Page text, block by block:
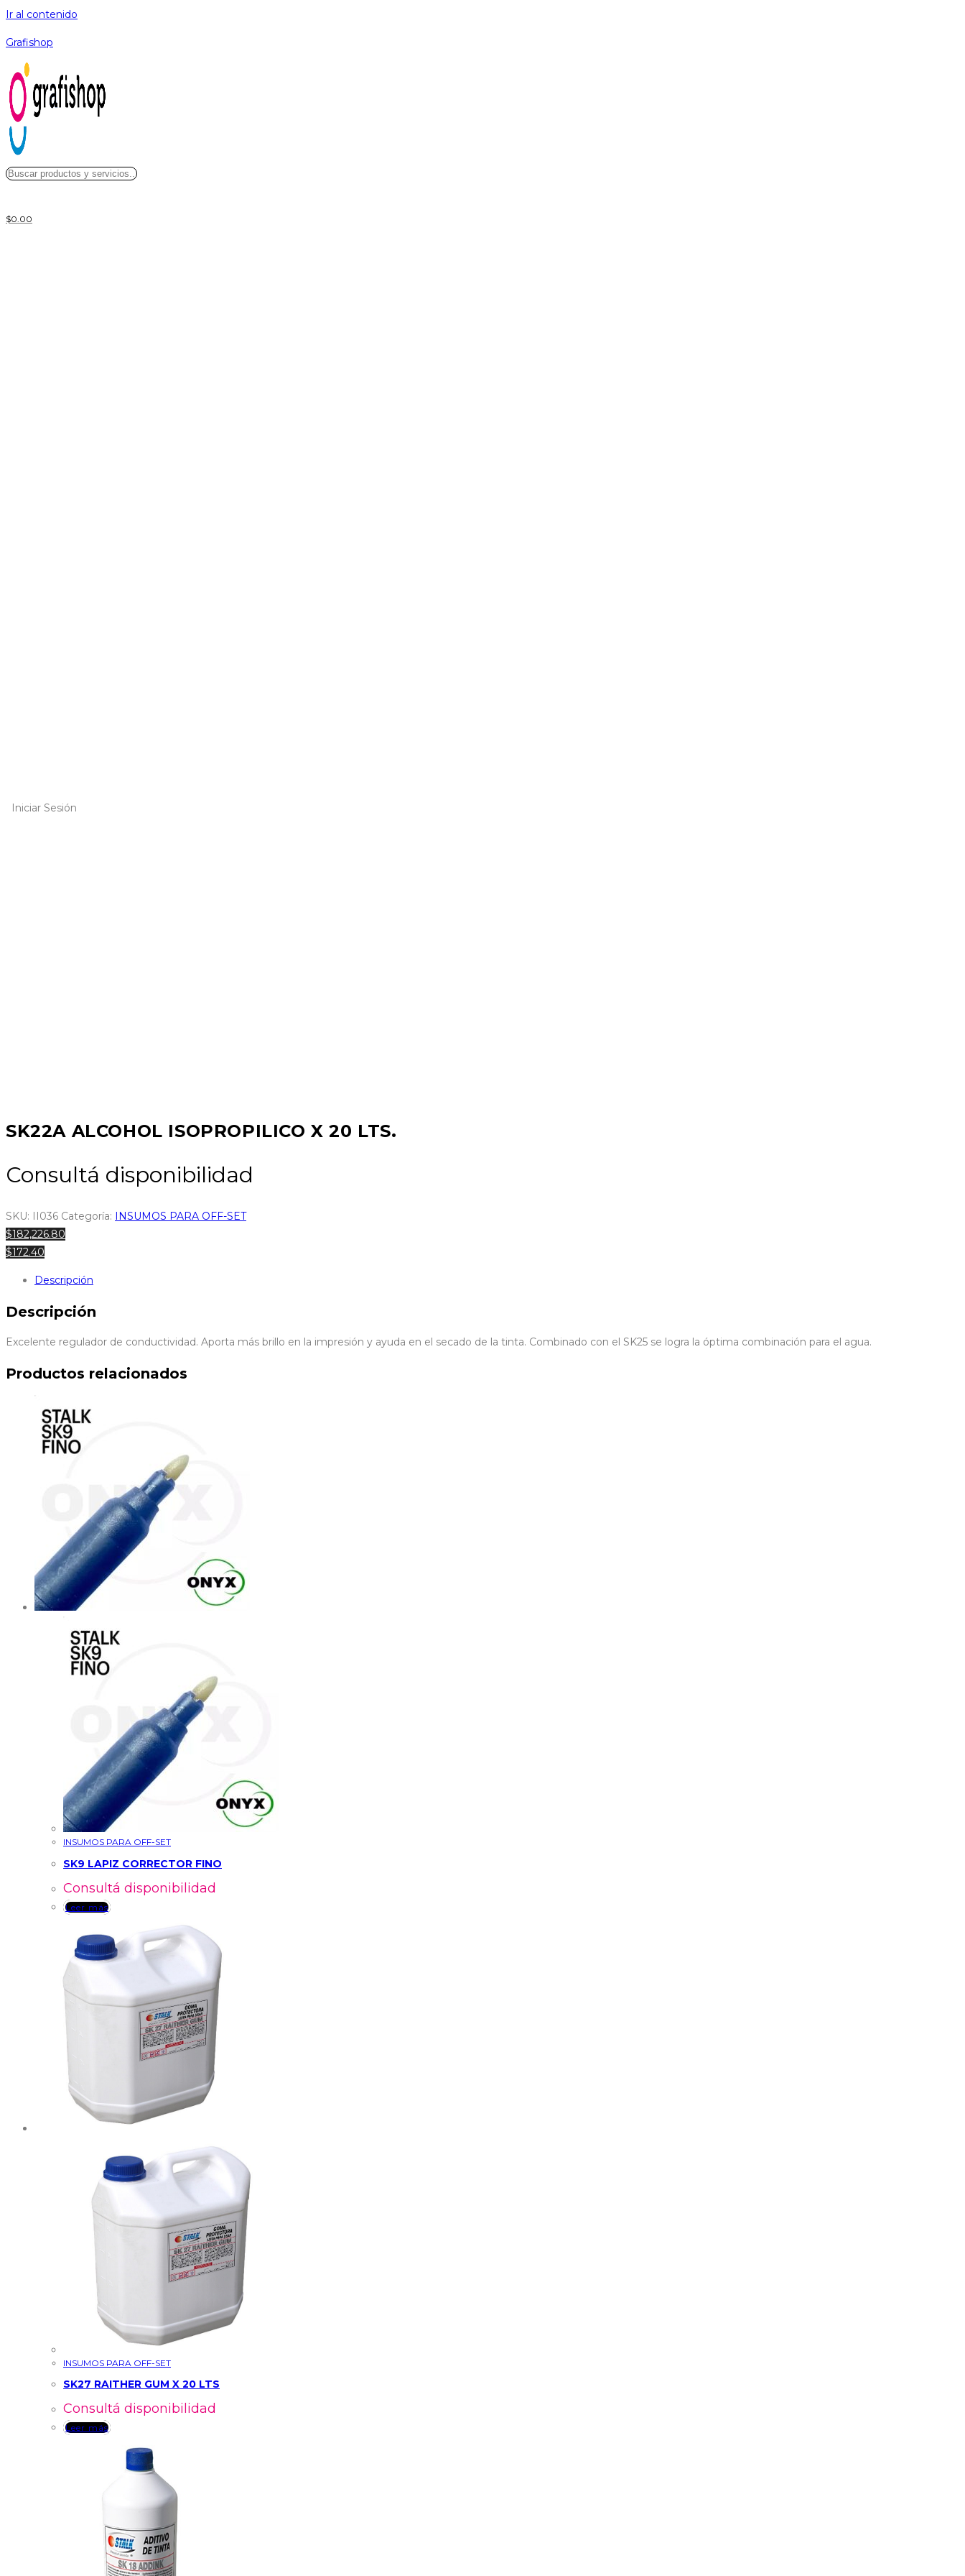
Ir al contenido
Grafishop
$0.00
Iniciar Sesión
SK22A ALCOHOL ISOPROPILICO X 20 LTS.
Consultá disponibilidad
SKU: II036 Categoría: INSUMOS PARA OFF-SET
$182,226.80
$172.40
Descripción
Descripción
Excelente regulador de conductividad. Aporta más brillo en la impresión y ayuda en el secado de la tinta. Combinado con el SK25 se logra la óptima combinación para el agua.
Productos relacionados
INSUMOS PARA OFF-SET
SK9 LAPIZ CORRECTOR FINO
Consultá disponibilidad
Leer más
INSUMOS PARA OFF-SET
SK27 RAITHER GUM X 20 LTS
Consultá disponibilidad
Leer más